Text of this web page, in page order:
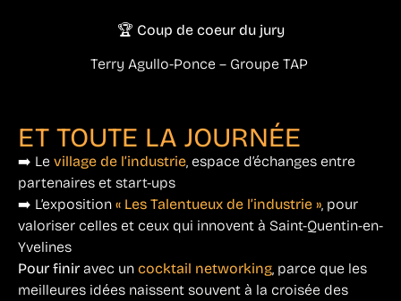
🏆 Coup de coeur du jury
Terry Agullo-Ponce – Groupe TAP
ET TOUTE LA JOURNÉE
➡️ Le village de l’industrie , espace d’échanges entre
partenaires et start-ups
➡️ L’exposition « Les Talentueux de l’industrie » , pour
valoriser celles et ceux qui innovent à Saint-Quentin-en-
Yvelines
Pour finir avec un cocktail networking , parce que les
meilleures idées naissent souvent à la croisée des